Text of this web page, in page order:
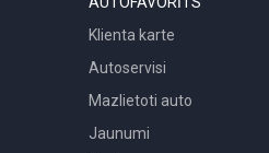
Klienta karte
Autoservisi
Mazlietoti auto
Jaunumi